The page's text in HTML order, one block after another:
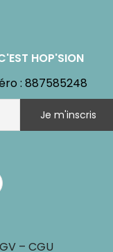
HOP'SION
: 887585248
– CGU